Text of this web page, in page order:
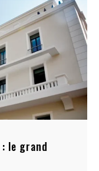
le grand